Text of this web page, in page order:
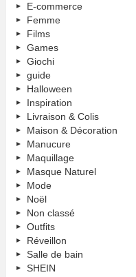
E-commerce
Femme
Films
Games
Giochi
guide
Halloween
Inspiration
Livraison & Colis
Maison & Décoration
Manucure
Maquillage
Masque Naturel
Mode
Noël
Non classé
Outfits
Réveillon
Salle de bain
SHEIN